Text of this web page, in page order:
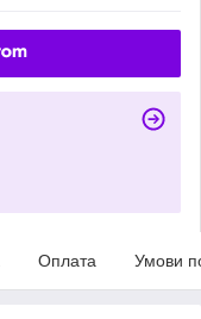
Оплата Умови